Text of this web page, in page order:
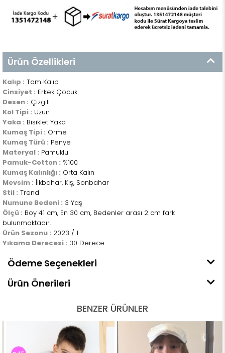
Ürün Özellikleri
Kalıp : Tam Kalıp
Cinsiyet : Erkek Çocuk
Desen : Çizgili
Kol Tipi : Uzun
Yaka : Bisiklet Yaka
Kumaş Tipi : Örme
Kumaş Türü : Penye
Materyal : Pamuklu
Pamuk-Cotton : %100
Kumaş Kalınlığı : Orta Kalın
Mevsim : İlkbahar, Kış, Sonbahar
Stil : Trend
Numune Bedeni : 3 Yaş
Ölçü : Boy 41 cm, En 30 cm, Bedenler arası 2 cm fark
bulunmaktadır.
Ürün Sezonu : 2023 / 1
Yıkama Derecesi : 30 Derece
Ödeme Seçenekleri
Ürün Önerileri
BENZER ÜRÜNLER